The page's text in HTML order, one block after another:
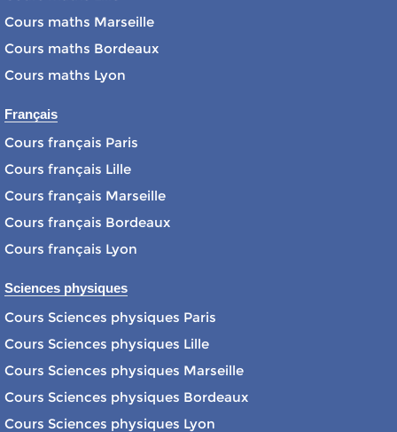
Cours maths Marseille
Cours maths Bordeaux
Cours maths Lyon
Français
Cours français Paris
Cours français Lille
Cours français Marseille
Cours français Bordeaux
Cours français Lyon
Sciences physiques
Cours Sciences physiques Paris
Cours Sciences physiques Lille
Cours Sciences physiques Marseille
Cours Sciences physiques Bordeaux
Cours Sciences physiques Lyon